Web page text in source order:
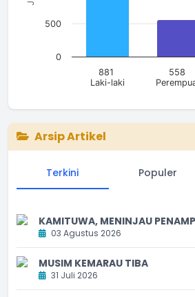
881
Laki-laki
558
0
500
Arsip Artikel
Terkini Populer
KAMITUWA, MENINJAU
03 Agustus 2026
MUSIM KEMARAU TIBA
31 Juli 2026